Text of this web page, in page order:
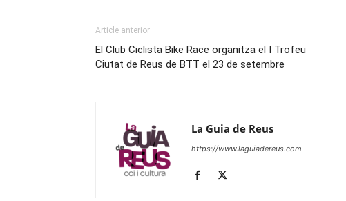
Article anterior
El Club Ciclista Bike Race organitza el I Trofeu
Ciutat de Reus de BTT el 23 de setembre
La Guia de Reus
https://www.laguiadereus.com